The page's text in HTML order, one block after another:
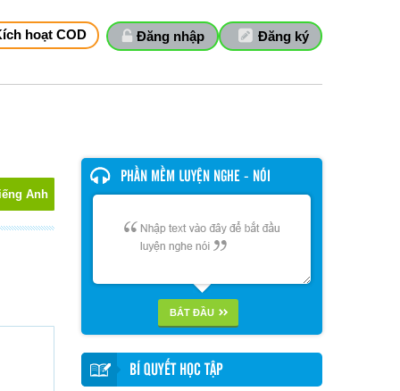
Đăng ký
Đăng nhập
hoạt COD
Anh
PHẦN MỀM LUYỆN NGHE - NÓI
BẮT ĐẦU
BÍ QUYẾT HỌC TẬP